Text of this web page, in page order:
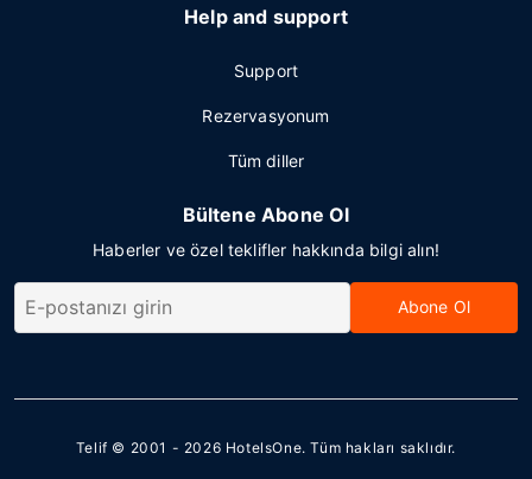
Help and support
Support
Rezervasyonum
Tüm diller
Bültene Abone Ol
Haberler ve özel teklifler hakkında bilgi alın!
Abone Ol
Telif © 2001 - 2026 HotelsOne. Tüm hakları saklıdır.